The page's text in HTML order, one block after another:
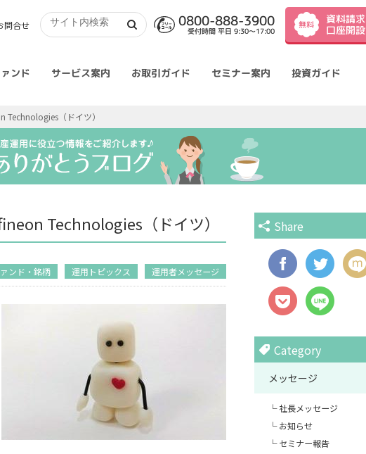
問合せ 0800-888-3900
受付時間 平日 9:30～17:00
無料 資料請求
口座開設
ンド サービス案内 お取引ガイド セミナー案内 投資ガイド
（ドイツ）
Technologies（ドイツ）
ンド・銘柄 運用トピックス 運用者メッセージ
Share
Category
メッセージ
社長メッセージ
お知らせ
セミナー報告